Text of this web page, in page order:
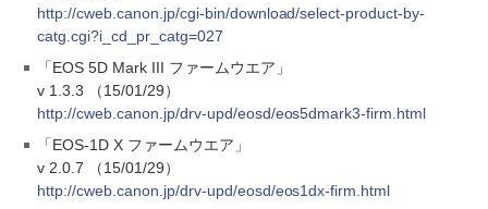
http://cweb.canon.jp/cgi-bin/download/select-product-by-
catg.cgi?i_cd_pr_catg=027
「EOS 5D Mark III ファームウエア」
v 1.3.3 （15/01/29）
http://cweb.canon.jp/drv-upd/eosd/eos5dmark3-firm.html
「EOS-1D X ファームウエア」
v 2.0.7 （15/01/29）
http://cweb.canon.jp/drv-upd/eosd/eos1dx-firm.html